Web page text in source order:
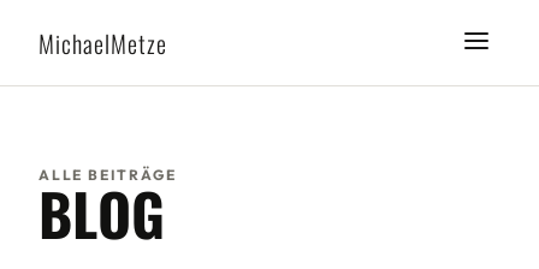
MichaelMetze
ALLE BEITRÄGE
BLOG